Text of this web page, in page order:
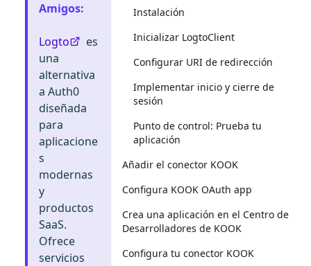
Amigos:
Logto
es
una
alternativa
a Auth0
diseñada
para
aplicacione
s
modernas
y
productos
SaaS.
Ofrece
servicios
Instalación
Inicializar LogtoClient
Configurar URI de redirección
Implementar inicio y cierre de
sesión
Punto de control: Prueba tu
aplicación
Añadir el conector KOOK
Configura KOOK OAuth app
Crea una aplicación en el Centro de
Desarrolladores de KOOK
Configura tu conector KOOK